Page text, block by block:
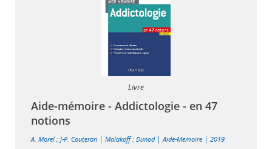
Livre
Aide-mémoire - Addictologie - en 47
notions
A. Morel ; J-P. Couteron | Malakoff : Dunod|Aide-Mémoire | 2019